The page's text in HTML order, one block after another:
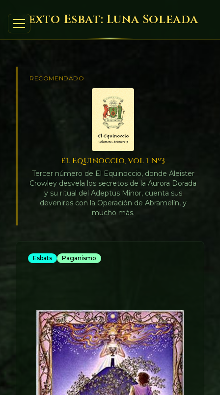
Sexto Esbat: Luna Soleada
RECOMENDADO
El Equinoccio, Vol 1 Nº3
Tercer número de El Equinoccio, donde Aleister
Crowley desvela los secretos de la Aurora Dorada
y su ritual del Adeptus Minor, cuenta sus
devenires con la Operación de Abramelín, y
mucho más.
Esbats Paganismo